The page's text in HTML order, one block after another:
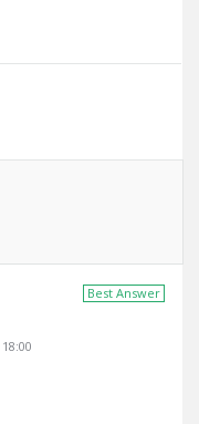
Best Answer